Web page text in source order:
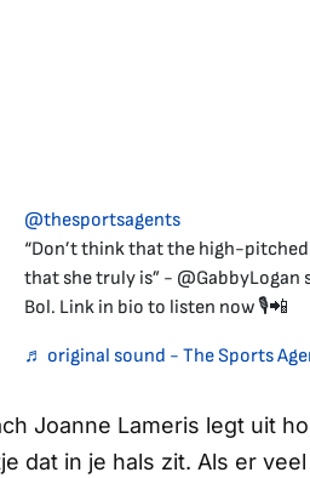
@thesportsagents
“Don’t think that the high-
that she truly is” -
Bol. Link in bio to listen now 🎙️📲
♬ original sound - The Sports
Joanne Lameris legt uit
dat in je hals zit. Als er